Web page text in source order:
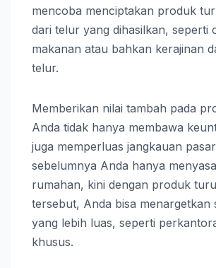
mencoba menciptakan produk
dari telur yang dihasilkan, seperti
makanan atau bahkan kerajinan
telur.
Memberikan nilai tambah pada
Anda tidak hanya membawa
juga memperluas jangkauan
sebelumnya Anda hanya
rumahan, kini dengan produk
tersebut, Anda bisa menargetkan
yang lebih luas, seperti
khusus.